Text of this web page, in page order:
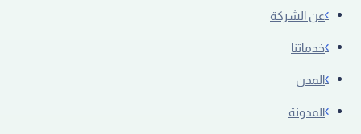
عن الشركة
خدماتنا
المدن
المدونة